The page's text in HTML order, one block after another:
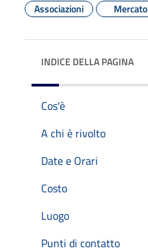
Associazioni
Mercato
INDICE DELLA PAGINA
Cos'è
A chi è rivolto
Date e Orari
Costo
Luogo
Punti di contatto